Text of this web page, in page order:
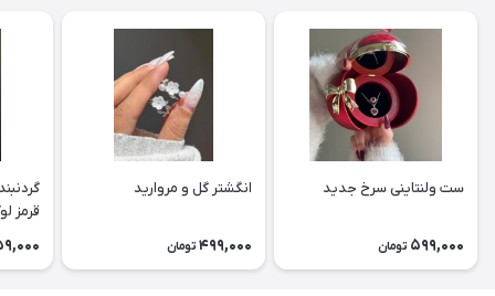
ست ولنتاینی سرخ جدید
599,000 تومان
انگشتر گل و مروارید
499,000 تومان
قرمز